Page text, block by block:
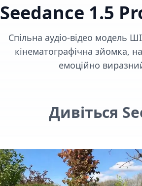
Seedance 1.5
Спільна аудіо-відео модель
кінематографічна зйомка,
емоційно
Дивіться